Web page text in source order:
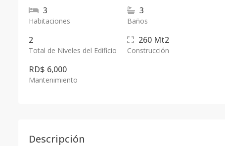
3
Habitaciones
3
Baños
2
Total de Niveles del Edificio
260 Mt2
Construcción
RD$ 6,000
Mantenimiento
Descripción